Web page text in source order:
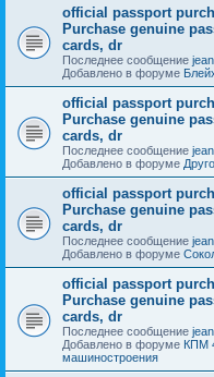
official passport
Purchase genuine
cards, dr
Последнее сообщение
Добавлено в форуме
official passport
Purchase genuine
cards, dr
Последнее сообщение
Добавлено в форуме
official passport
Purchase genuine
cards, dr
Последнее сообщение
Добавлено в форуме
official passport
Purchase genuine
cards, dr
Последнее сообщение
Добавлено в форуме КПМ
машиностроения